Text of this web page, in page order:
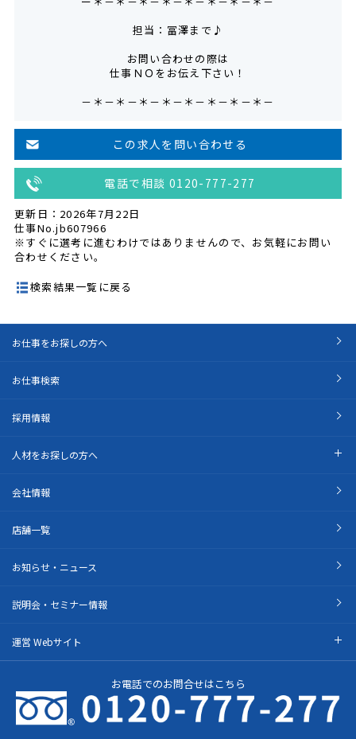
担当：冨澤まで♪
お問い合わせの際は
仕事ＮＯをお伝え下さい！
－＊－＊－＊－＊－＊－＊－＊－＊－
この求人を問い合わせる
電話で相談 0120-777-277
更新日：2026年7月22日
仕事No.jb607966
※すぐに選考に進むわけではありませんので、お気軽にお問い
合わせください。
検索結果一覧に戻る
お仕事をお探しの方へ
お仕事検索
採用情報
人材をお探しの方へ
会社情報
店舗一覧
お知らせ・ニュース
説明会・セミナー情報
運営 Webサイト
お電話でのお問合せはこちら